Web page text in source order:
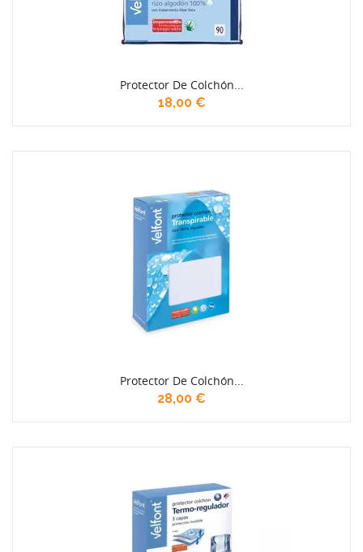
Protector De Colchón...
18,00 €
Protector De Colchón...
28,00 €